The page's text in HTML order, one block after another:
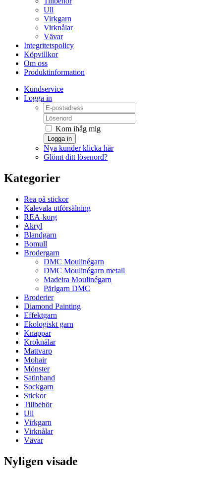
Ull
Virkgarn
Virknålar
Vävar
Integritetspolicy
Köpvillkor
Om oss
Produktinformation
Kundservice
Logga in
Kom ihåg mig
Logga in
Nya kunder klicka här
Glömt ditt lösenord?
Kategorier
Rea på stickor
Kalevala utförsälning
REA-korg
Akryl
Blandgarn
Bomull
Brodergarn
DMC Moulinégarn
DMC Moulinégarn metall
Madeira Moulinégarn
Pärlgarn DMC
Broderier
Diamond Painting
Effektgarn
Ekologiskt garn
Knappar
Kroknålar
Mattvarp
Mohair
Mönster
Satinband
Sockgarn
Stickor
Tillbehör
Ull
Virkgarn
Virknålar
Vävar
Nyligen visade